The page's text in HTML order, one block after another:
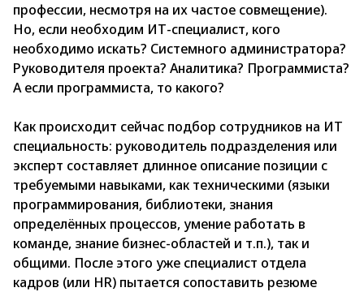
профессии, несмотря на их частое совмещение).
Но, если необходим ИТ-специалист, кого
необходимо искать? Системного администратора?
Руководителя проекта? Аналитика? Программиста?
А если программиста, то какого?
Как происходит сейчас подбор сотрудников на ИТ
специальность: руководитель подразделения или
эксперт составляет длинное описание позиции с
требуемыми навыками, как техническими (языки
программирования, библиотеки, знания
определённых процессов, умение работать в
команде, знание бизнес-областей и т.п.), так и
общими. После этого уже специалист отдела
кадров (или HR) пытается сопоставить резюме